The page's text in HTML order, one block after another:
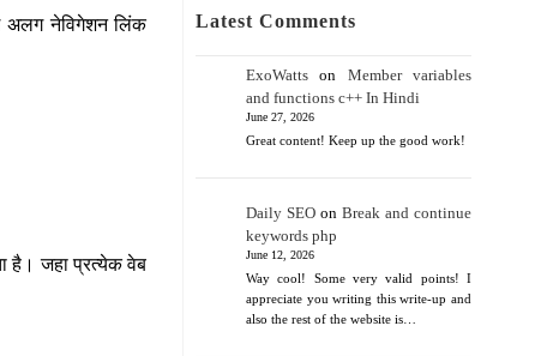
नेविगेशन लिंक
है। जहा प्रत्येक वेब
Latest Comments
ExoWatts on Member variables
and functions c++ In Hindi
June 27, 2026
Great content! Keep up the good work!
Daily SEO on Break and continue
keywords php
June 12, 2026
Way cool! Some very valid points! I
appreciate you writing this write-up and
also the rest of the website is…